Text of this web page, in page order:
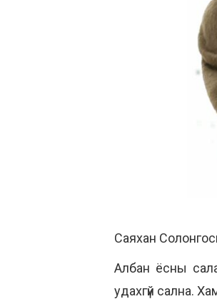
Саяхан
Албан ёсны
удахгүй сална.